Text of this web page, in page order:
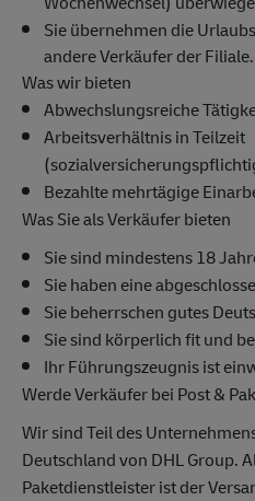
Sie übernehmen die
andere Verkäufer der Filiale.
Was wir bieten
Abwechslungsreiche
Arbeitsverhältnis in Teilzeit
Bezahlte mehrtägige
Was Sie als Verkäufer bieten
Sie sind mindestens 18
Sie haben eine
Sie beherrschen gutes
Sie sind körperlich fit und
Ihr Führungszeugnis ist
Werde Verkäufer bei Post &
Wir sind Teil des
Deutschland von DHL Group.
Paketdienstleister ist der